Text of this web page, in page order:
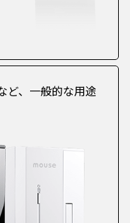
ど、一般的な用途